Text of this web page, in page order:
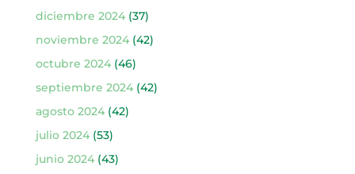
diciembre 2024(37)
noviembre 2024(42)
octubre 2024(46)
septiembre 2024(42)
agosto 2024(42)
julio 2024(53)
junio 2024(43)